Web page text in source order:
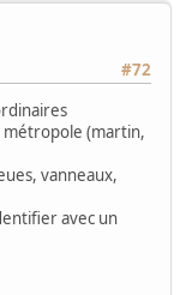
#72
métropole (martin,
vanneaux,
avec un